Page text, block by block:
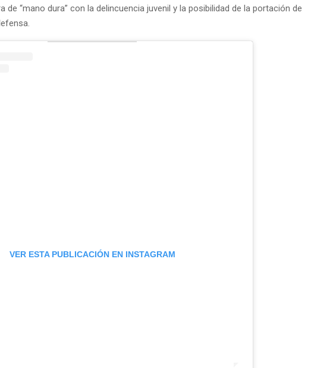
de “mano dura” con la delincuencia juvenil y la posibilidad de la portación de
VER ESTA PUBLICACIÓN EN INSTAGRAM